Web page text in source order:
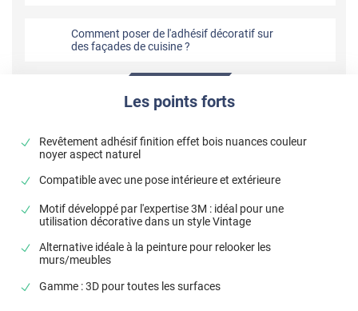
Comment poser de l'adhésif décoratif sur
des façades de cuisine ?
Les points forts
Revêtement adhésif finition effet bois nuances couleur
noyer aspect naturel
Compatible avec une pose intérieure et extérieure
Motif développé par l'expertise 3M : idéal pour une
utilisation décorative dans un style Vintage
Alternative idéale à la peinture pour relooker les
murs/meubles
Gamme : 3D pour toutes les surfaces